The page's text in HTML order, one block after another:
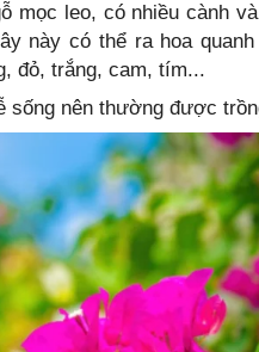
mọc leo, có nhiều cành
này có thể ra hoa
đỏ, trắng, cam, tím...
sống nên thường được